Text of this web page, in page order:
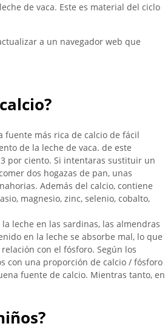
de vaca. Este es material del ciclo
a un navegador web que
fuente más rica de calcio de fácil
de la leche de vaca. de este
por ciento. Si intentaras sustituir un
dos hogazas de pan, unas
Además del calcio, contiene
magnesio, zinc, selenio, cobalto,
leche en las sardinas, las almendras
en la leche se absorbe mal, lo que
con el fósforo. Según los
con una proporción de calcio / fósforo
fuente de calcio. Mientras tanto, en